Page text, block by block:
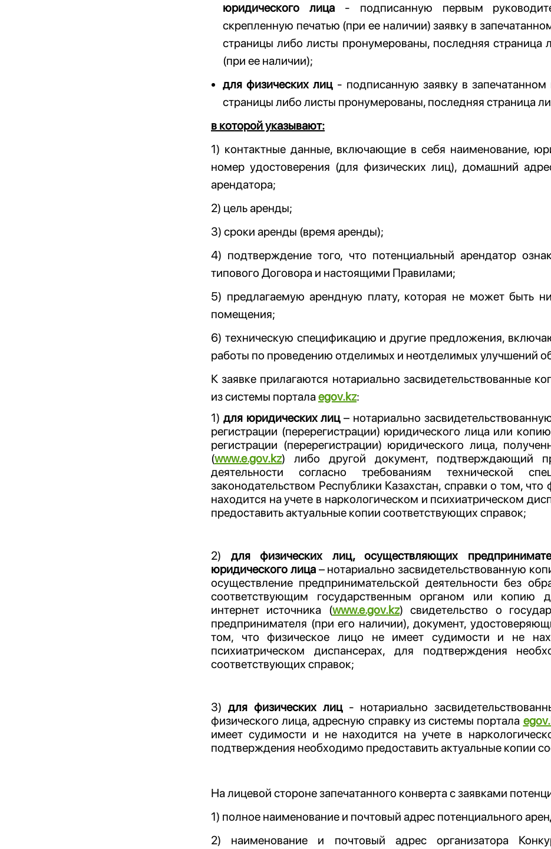
юридического лица- подписанную первым
скрепленную печатью (при ее наличии) заявку в
страницы либо листы пронумерованы, последняя страница
(при ее наличии);
для физических лиц - подписанную заявку в
страницы либо листы пронумерованы, последняя страница
в которой указывают:
1) контактные данные, включающие в себя наименование,
номер удостоверения (для физических лиц), домашний
арендатора;
2) цель аренды;
3) сроки аренды (время аренды);
4) подтверждение того, что потенциальный арендатор
типового Договора и настоящими Правилами;
5) предлагаемую арендную плату, которая не может быть
помещения;
6) техническую спецификацию и другие предложения,
работы по проведению отделимых и неотделимых улучшений
К заявке прилагаются нотариально засвидетельствованные
из системы портала egov.kz:
1) для юридических лиц– нотариально
регистрации (перерегистрации) юридического лица или
регистрации (перерегистрации) юридического лица,
(www.e.gov.kz) либо другой документ, подтверждающий
деятельности согласно требованиям технической
законодательством Республики Казахстан, справки о том,
находится на учете в наркологическом и психиатрическом
предоставить актуальные копии соответствующих справок;
2) для физических лиц, осуществляющих
юридического лица– нотариально засвидетельствованную
осуществление предпринимательской деятельности без
соответствующим государственным органом или копию
интернет источника (www.e.gov.kz) свидетельство о
предпринимателя (при его наличии), документ,
том, что физическое лицо не имеет судимости и не
психиатрическом диспансерах, для подтверждения
соответствующих справок;
3) для физических лиц- нотариально
физического лица, адресную справку из системы портала
имеет судимости и не находится на учете в
подтверждения необходимо предоставить актуальные копии
На лицевой стороне запечатанного конверта с заявками
1) полное наименование и почтовый адрес потенциального
2) наименование и почтовый адрес организатора